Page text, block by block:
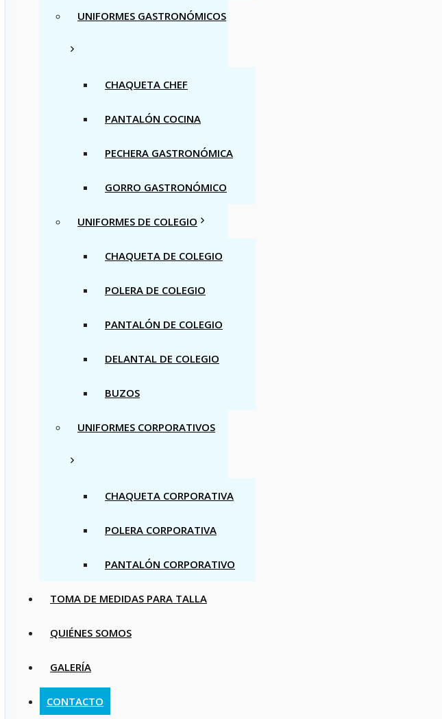
UNIFORMES GASTRONÓMICOS
CHAQUETA CHEF
PANTALÓN COCINA
PECHERA GASTRONÓMICA
GORRO GASTRONÓMICO
UNIFORMES DE COLEGIO
CHAQUETA DE COLEGIO
POLERA DE COLEGIO
PANTALÓN DE COLEGIO
DELANTAL DE COLEGIO
BUZOS
UNIFORMES CORPORATIVOS
CHAQUETA CORPORATIVA
POLERA CORPORATIVA
PANTALÓN CORPORATIVO
TOMA DE MEDIDAS PARA TALLA
QUIÉNES SOMOS
GALERÍA
CONTACTO